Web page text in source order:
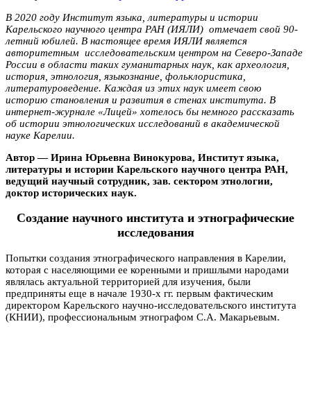
В 2020 году Институт языка, литературы и истории
Карельского научного центра РАН (ИЯЛИ) отмечает свой 90-
летний юбилей. В настоящее время ИЯЛИ является
авторитетным исследовательским центром на Северо-Западе
России в области таких гуманитарных наук, как археология,
история, этнология, языкознание, фольклористика,
литературоведение. Каждая из этих наук имеет свою
историю становления и развития в стенах института. В
интернет-журнале «Лицей» хотелось бы немного рассказать
об истории этнологических исследований в академической
науке Карелии.
Автор — Ирина Юрьевна Винокурова, Институт языка,
литературы и истории Карельского научного центра РАН,
ведущий научный сотрудник, зав. сектором этнологии,
доктор исторических наук.
Создание научного института и этнографические
исследования
Попытки создания этнографического направления в Карелии,
которая с населяющими ее коренными и пришлыми народами
являлась актуальной территорией для изучения, были
предприняты еще в начале 1930-х гг. первым фактическим
директором Карельского научно-исследовательского института
(КНИИ), профессиональным этнографом С.А. Макарьевым.